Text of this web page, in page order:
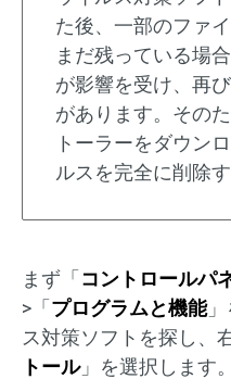
た後、一部のファ
まだ残っている場
が影響を受け、再
があります。その
トーラーをダウン
ルスを完全に削除
まず「コントロールパ
>「プログラムと機能」
ス対策ソフトを探し、
トール」を選択します。